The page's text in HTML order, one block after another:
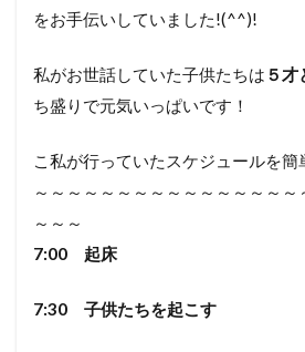
をお手伝いしていました!(^^)!
私がお世話していた子供たちは ５才
ち盛りで元気いっぱいです！
こ私が行っていたスケジュールを簡
～～～～～～～～～～～～～～～～
～～～
7:00 起床
7:30 子供たちを起こす